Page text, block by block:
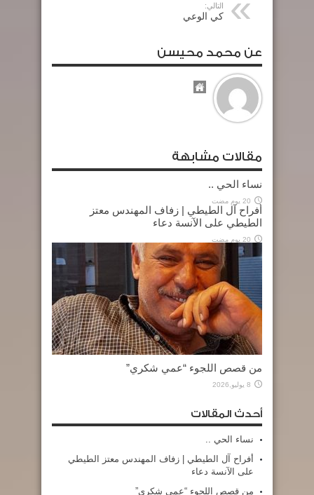
التالي:
كي الوعي
عن محمد محيسن
مقالات مشابهة
نساء الحي ..
20 يوم مضت
أفراح آل الطيطي | زفاف المهندس معتز
الطيطي على الآنسة دعاء
20 يوم مضت
من قصص اللجوء “عمي شكري”
8 يوليو,2026
أحدث المقالات
نساء الحي ..
أفراح آل الطيطي | زفاف المهندس معتز الطيطي
على الآنسة دعاء
من قصص اللجوء “عمي شكري”